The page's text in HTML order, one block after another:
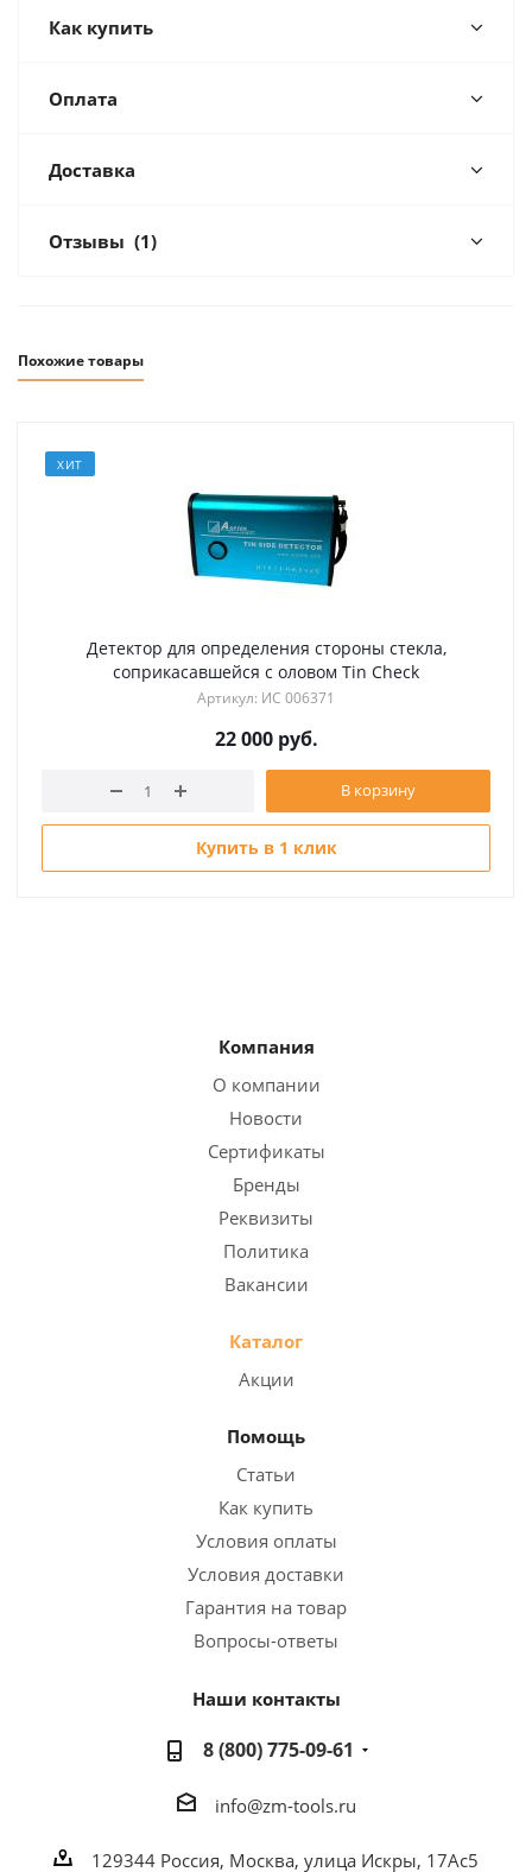
Как купить
Оплата
Доставка
Отзывы (1)
Похожие товары
ХИТ
Детектор для определения стороны стекла,
соприкасавшейся с оловом Tin Check
Артикул: ИС 006371
22 000руб.
В корзину
Купить в 1 клик
Компания
О компании
Новости
Сертификаты
Бренды
Реквизиты
Политика
Вакансии
Каталог
Акции
Помощь
Статьи
Как купить
Условия оплаты
Условия доставки
Гарантия на товар
Вопросы-ответы
Наши контакты
8 (800) 775-09-61
info@zm-tools.ru
129344 Россия, Москва, улица Искры, 17Ас5